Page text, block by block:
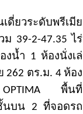
เดี่ยวระดับพรีเมีย
ม 39-2-47.35
ไร่
งน้ำ 1 ห้องนั่งเล่
262 ตร.ม. 4 ห้อง
OPTIMA
พื้นที่
นบน 2 ที่จอดรถ